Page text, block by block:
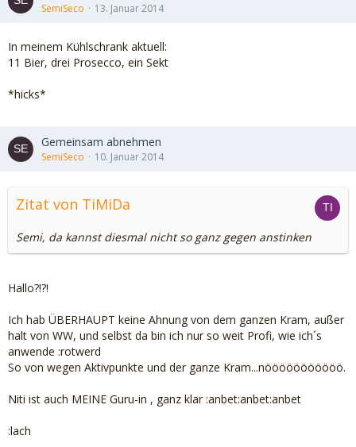
SemiSeco 13. Januar 2014
In meinem Kühlschrank aktuell:
11 Bier, drei Prosecco, ein Sekt
*hicks*
Gemeinsam abnehmen
SemiSeco 10. Januar 2014
Zitat von TiMiDa
Semi, da kannst diesmal nicht so ganz gegen anstinken
Hallo?!?!
Ich hab ÜBERHAUPT keine Ahnung von dem ganzen Kram, außer
halt von WW, und selbst da bin ich nur so weit Profi, wie ich´s
anwende :rotwerd
So von wegen Aktivpunkte und der ganze Kram...nööööööööööö.
Niti ist auch MEINE Guru-in , ganz klar :anbet:anbet:anbet
:lach